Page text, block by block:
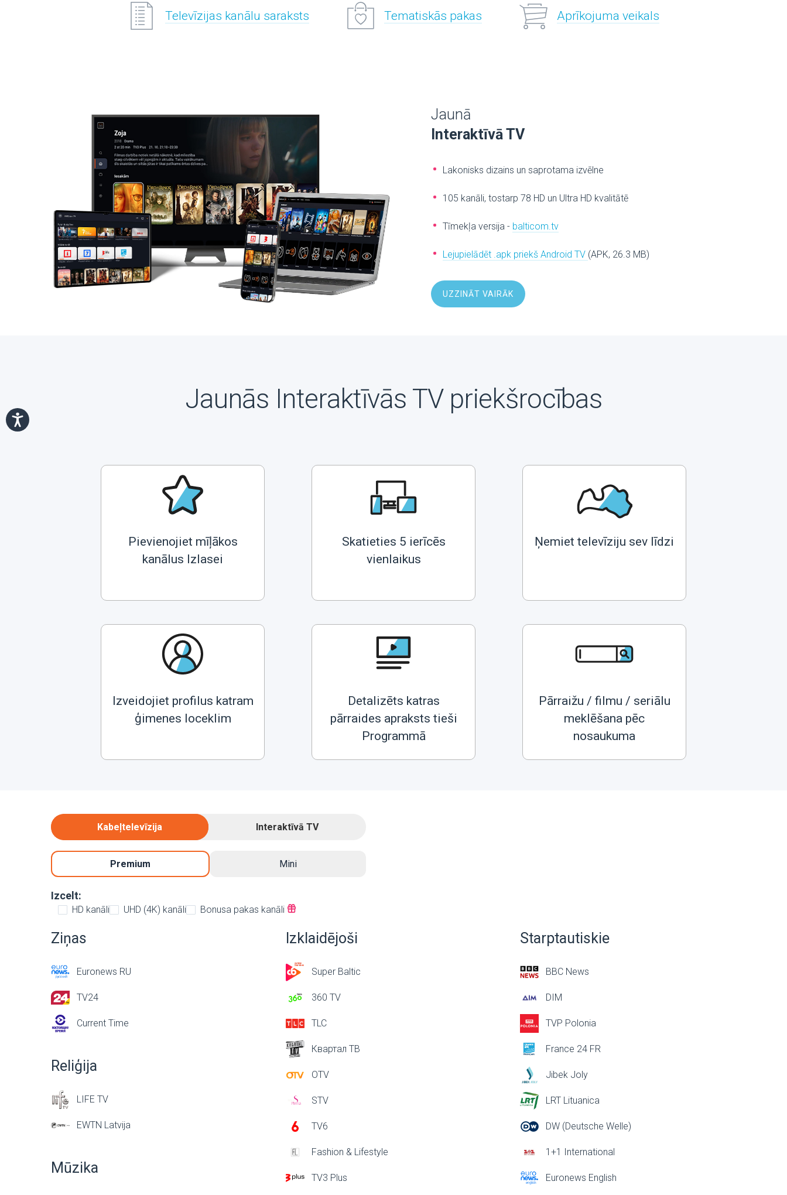
Televīzijas kanālu saraksts Tematiskās pakas Aprīkojuma veikals
Jaunā
Interaktīvā TV
Lakonisks dizains un saprotama izvēlne
105 kanāli, tostarp 78 HD un Ultra HD kvalitātē
Tīmekļa versija - balticom.tv
Lejupielādēt .apk priekš Android TV (APK, 26.3 MB)
UZZINĀT VAIRĀK
Jaunās Interaktīvās TV priekšrocības
Pievienojiet mīļākos
kanālus Izlasei
Skatieties 5 ierīcēs
vienlaikus
Ņemiet televīziju sev līdzi
Izveidojiet profilus katram
ģimenes loceklim
Detalizēts katras
pārraides apraksts tieši
Programmā
Pārraižu / filmu / seriālu
meklēšana pēc
nosaukuma
Kabeļtelevīzija Interaktīvā TV
Premium Mini
Izcelt:
HD kanāli UHD (4K) kanāli Bonusa pakas kanāli
Ziņas
Euronews RU
TV24
Current Time
Reliģija
LIFE TV
EWTN Latvija
Mūzika
Izklaidējoši
Super Baltic
360 TV
TLC
Квартал ТВ
OTV
STV
TV6
Fashion & Lifestyle
TV3 Plus
Starptautiskie
BBC News
DIM
TVP Polonia
France 24 FR
Jibek Joly
LRT Lituanica
DW (Deutsche Welle)
1+1 International
Euronews English